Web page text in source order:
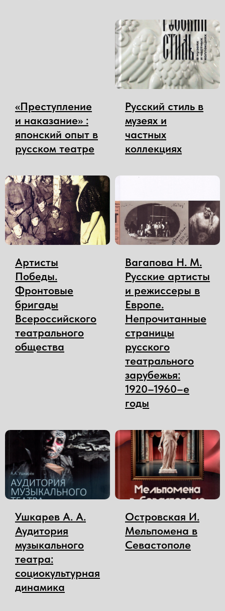
«Преступление
и наказание» :
японский опыт в
русском театре
Русский стиль в
музеях и
частных
коллекциях
Артисты
Победы.
Фронтовые
бригады
Всероссийского
театрального
общества
Вагапова Н. М.
Русские артисты
и режиссеры в
Европе.
Непрочитанные
страницы
русского
театрального
зарубежья:
1920–1960–е
годы
Ушкарев А. А.
Аудитория
музыкального
театра:
социокультурная
динамика
Островская И.
Мельпомена в
Севастополе